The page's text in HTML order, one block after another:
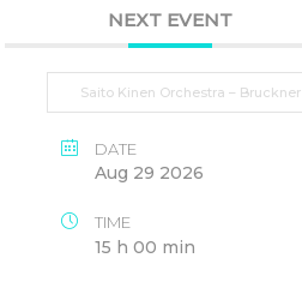
NEXT EVENT
Saito Kinen Orchestra – Bruckner
DATE
Aug 29 2026
TIME
15 h 00 min